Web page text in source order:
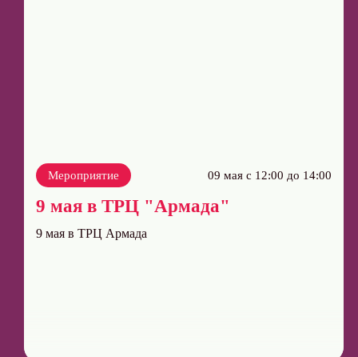
Мероприятие 09 мая с 12:00 до 14:00
9 мая в ТРЦ "Армада"
9 мая в ТРЦ Армада